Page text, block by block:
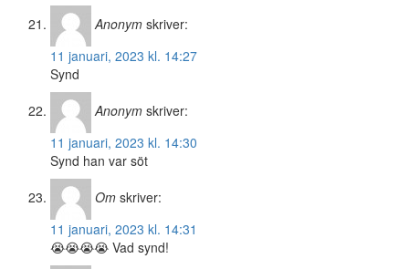
Anonym skriver:
11 januari, 2023 kl. 14:27
Synd
Anonym skriver:
11 januari, 2023 kl. 14:30
Synd han var söt
Om skriver:
11 januari, 2023 kl. 14:31
😭😭😭😭 Vad synd!